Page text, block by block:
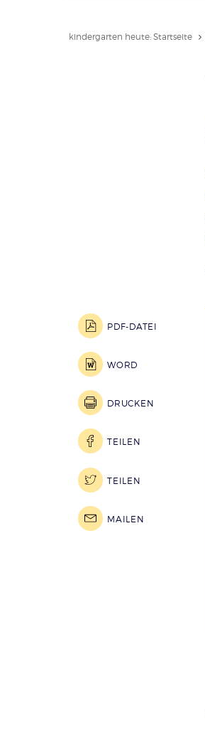
kindergarten heute: Startseite
PDF-DATEI
WORD
DRUCKEN
TEILEN
TEILEN
MAILEN